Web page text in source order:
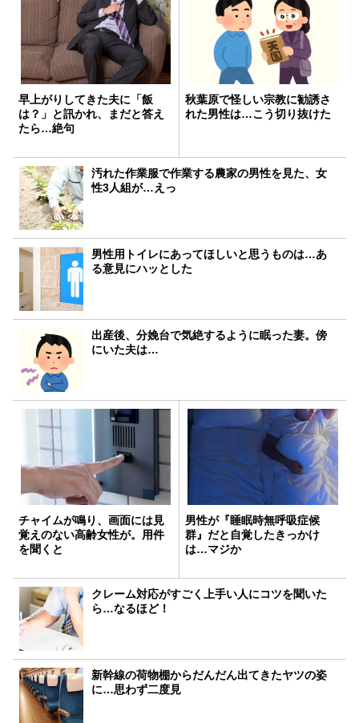
早上がりしてきた夫に「飯
は？」と訊かれ、まだと答え
たら…絶句
秋葉原で怪しい宗教に勧誘さ
れた男性は…こう切り抜けた
汚れた作業服で作業する農家の男性を見た、女
性3人組が…えっ
男性用トイレにあってほしいと思うものは…あ
る意見にハッとした
出産後、分娩台で気絶するように眠った妻。傍
にいた夫は…
チャイムが鳴り、画面には見
覚えのない高齢女性が。用件
を聞くと
男性が『睡眠時無呼吸症候
群』だと自覚したきっかけ
は…マジか
クレーム対応がすごく上手い人にコツを聞いた
ら…なるほど！
新幹線の荷物棚からだんだん出てきたヤツの姿
に…思わず二度見